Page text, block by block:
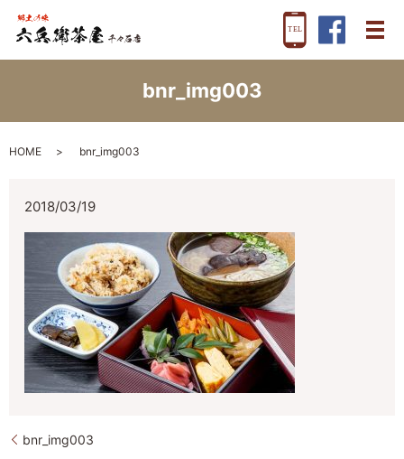
メ
bnr_img003
HOME bnr_img003
2018/03/19
bnr_img003